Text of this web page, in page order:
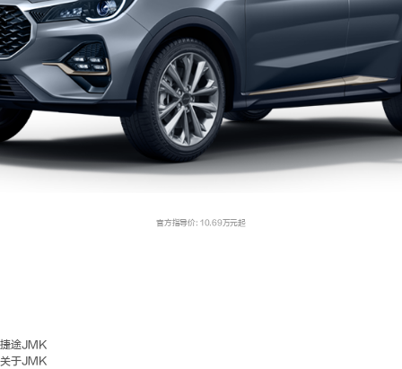
官方指导价: 10.69万元起
捷途JMK
关于JMK